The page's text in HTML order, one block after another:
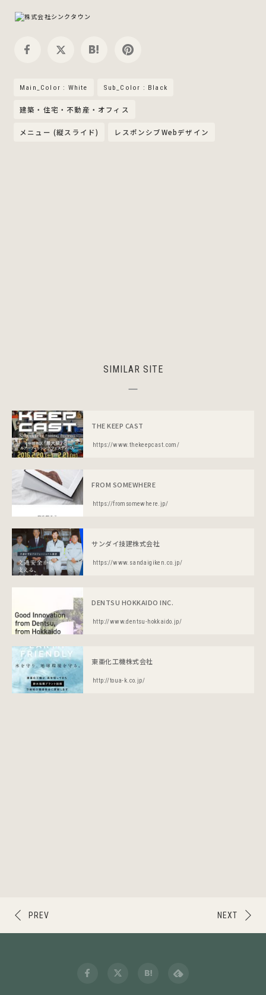
Main_Color : White Sub_Color : Black
建築・住宅・不動産・オフィス
メニュー (縦スライド) レスポンシブWebデザイン
SIMILAR SITE
THE KEEP CAST
https://www.thekeepcast.com/
FROM SOMEWHERE
https://fromsomewhere.jp/
サンダイ技建株式会社
https://www.sandaigiken.co.jp/
DENTSU HOKKAIDO INC.
http://www.dentsu-hokkaido.jp/
東亜化工機株式会社
http://toua-k.co.jp/
NEXT
PREV